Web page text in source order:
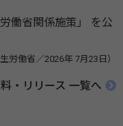
労働省関係施策」 を公
生労働省／2026年 7月23日）
・リリース 一覧へ